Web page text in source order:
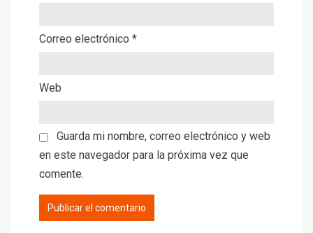
Correo electrónico *
Web
Guarda mi nombre, correo electrónico y web
en este navegador para la próxima vez que
comente.